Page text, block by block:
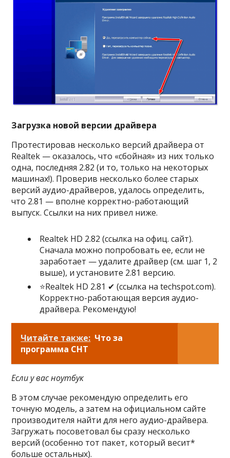
Загрузка новой версии драйвера
Протестировав несколько версий драйвера от
Realtek — оказалось, что «сбойная» из них только
одна, последняя 2.82 (и то, только на некоторых
машинах!). Проверив несколько более старых
версий аудио-драйверов, удалось определить,
что 2.81 — вполне корректно-работающий
выпуск. Ссылки на них привел ниже.
Realtek HD 2.82 (ссылка на офиц. сайт).
Сначала можно попробовать ее, если не
заработает — удалите драйвер (см. шаг 1, 2
выше), и установите 2.81 версию.
⭐Realtek HD 2.81 ✔ (ссылка на techspot.com).
Корректно-работающая версия аудио-
драйвера. Рекомендую!
Читайте также: Что за
программа СНТ
Если у вас ноутбук
В этом случае рекомендую определить его
точную модель, а затем на официальном сайте
производителя найти для него аудио-драйвера.
Загружать посоветовал бы сразу несколько
версий (особенно тот пакет, который весит*
больше остальных).